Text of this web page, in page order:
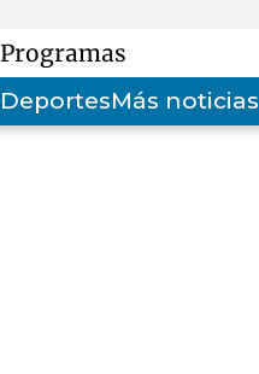
Programas
DeportesMás noticias